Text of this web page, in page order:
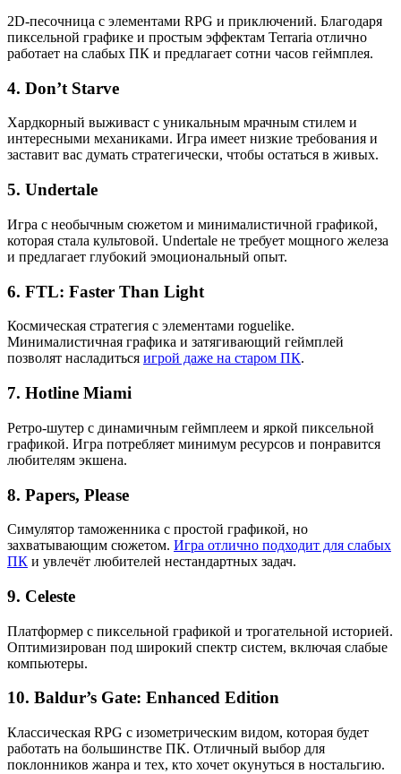
2D-песочница с элементами RPG и приключений. Благодаря
пиксельной графике и простым эффектам Terraria отлично
работает на слабых ПК и предлагает сотни часов геймплея.
4. Don’t Starve
Хардкорный выживаст с уникальным мрачным стилем и
интересными механиками. Игра имеет низкие требования и
заставит вас думать стратегически, чтобы остаться в живых.
5. Undertale
Игра с необычным сюжетом и минималистичной графикой,
которая стала культовой. Undertale не требует мощного железа
и предлагает глубокий эмоциональный опыт.
6. FTL: Faster Than Light
Космическая стратегия с элементами roguelike.
Минималистичная графика и затягивающий геймплей
позволят насладиться игрой даже на старом ПК.
7. Hotline Miami
Ретро-шутер с динамичным геймплеем и яркой пиксельной
графикой. Игра потребляет минимум ресурсов и понравится
любителям экшена.
8. Papers, Please
Симулятор таможенника с простой графикой, но
захватывающим сюжетом. Игра отлично подходит для слабых
ПК и увлечёт любителей нестандартных задач.
9. Celeste
Платформер с пиксельной графикой и трогательной историей.
Оптимизирован под широкий спектр систем, включая слабые
компьютеры.
10. Baldur’s Gate: Enhanced Edition
Классическая RPG с изометрическим видом, которая будет
работать на большинстве ПК. Отличный выбор для
поклонников жанра и тех, кто хочет окунуться в ностальгию.